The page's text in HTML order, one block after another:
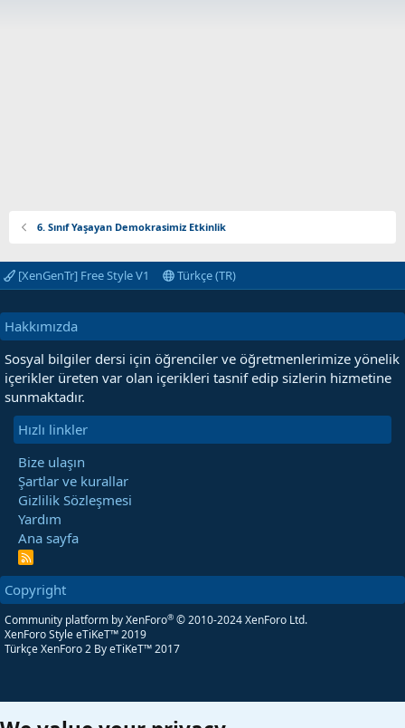
6. Sınıf Yaşayan Demokrasimiz Etkinlik
[XenGenTr] Free Style V1 Türkçe (TR)
Hakkımızda
Sosyal bilgiler dersi için öğrenciler ve öğretmenlerimize yönelik
içerikler üreten var olan içerikleri tasnif edip sizlerin hizmetine
sunmaktadır.
Hızlı linkler
Bize ulaşın
Şartlar ve kurallar
Gizlilik Sözleşmesi
Yardım
Ana sayfa
R
S
Copyright
Community platform by XenForo® © 2010-2024 XenForo Ltd.
XenForo Style eTiKeT™ 2019
Türkçe XenForo 2 By eTiKeT™ 2017